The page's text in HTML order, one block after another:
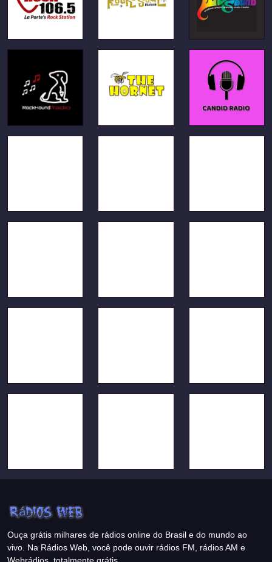
Ouça grátis milhares de rádios online do Brasil e do mundo ao
vivo. Na Rádios Web, você pode ouvir rádios FM, rádios AM e